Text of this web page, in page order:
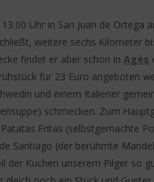
Uhr in San Juan de Ortega
weitere sechs Kilometer
findet er aber schon in Agés
für 23 Euro angeboten
und einem Italiener
schmecken. Zum
Fritas (selbstgemachte
Santiago (der berühmte
der Kuchen unserem Pilger so